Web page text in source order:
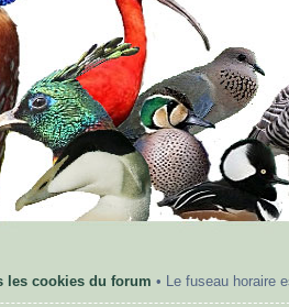
les cookies du forum • Le fuseau horaire